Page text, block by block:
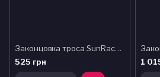
Законцовка троса SunRace B60, диаметр 2,1мм и тоньше, 500шт, серебристый
525 грн
1